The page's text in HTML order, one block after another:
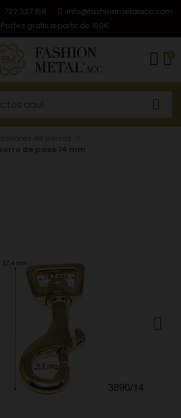
722 337 158
info@fashionmetalacc.com
Portes gratis a partir de 150€
0